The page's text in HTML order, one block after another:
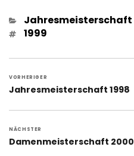
Kategorien
Jahresmeisterschaft
Schlagwörter
1999
VORHERIGER
Vorheriger
Jahresmeisterschaft 1998
NÄCHSTER
Nächster
Damenmeisterschaft 2000